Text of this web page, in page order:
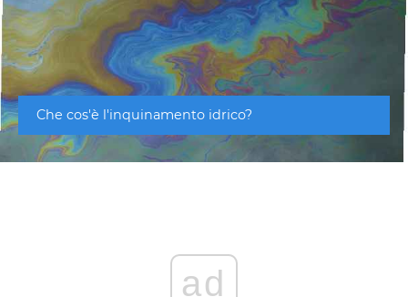
Che cos'è l'inquinamento idrico?
ad